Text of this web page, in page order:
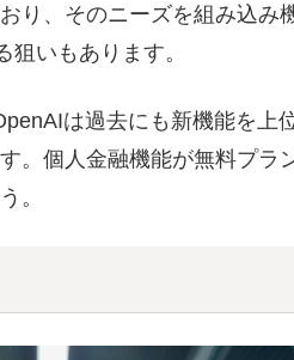
り、そのニーズを組み込み
いもあります。
は過去にも新機能を上
。個人金融機能が無料プラ
。